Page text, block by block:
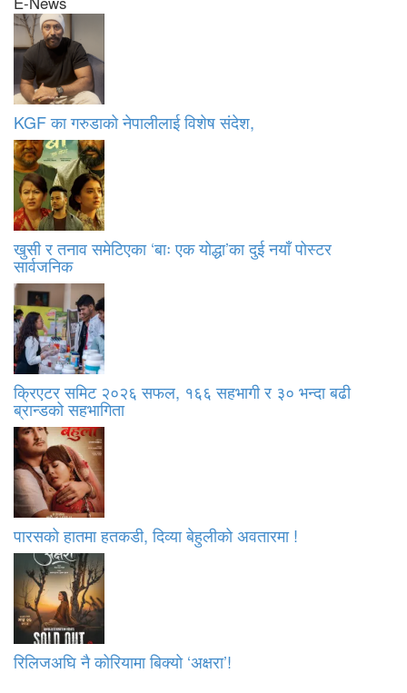
KGF का गरुडाको नेपालीलाई विशेष संदेश,
खुसी र तनाव समेटिएका ‘बाः एक योद्धा’का दुई नयाँ पोस्टर
सार्वजनिक
क्रिएटर समिट २०२६ सफल, १६६ सहभागी र ३० भन्दा बढी
ब्रान्डको सहभागिता
पारसको हातमा हतकडी, दिव्या बेहुलीको अवतारमा !
रिलिजअघि नै कोरियामा बिक्यो ‘अक्षरा’!